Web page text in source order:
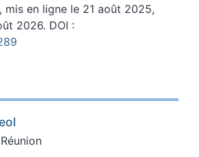
en ligne le 21 août 2025,
2026. DOI :